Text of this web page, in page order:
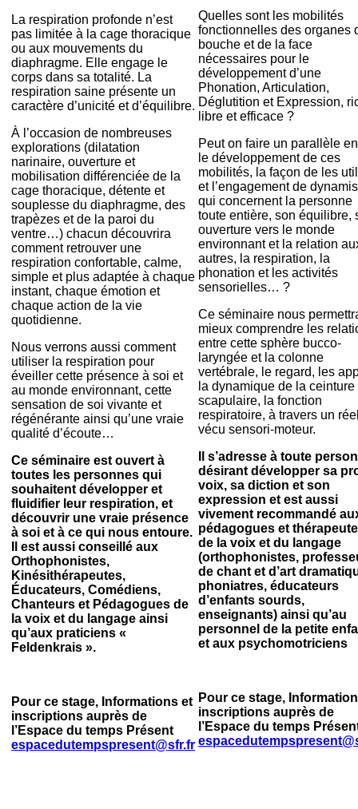
La respiration profonde n’est
pas limitée à la cage thoracique
ou aux mouvements du
diaphragme. Elle engage le
corps dans sa totalité. La
respiration saine présente un
caractère d’unicité et d’équilibre.
À l’occasion de nombreuses
explorations (dilatation
narinaire, ouverture et
mobilisation différenciée de la
cage thoracique, détente et
souplesse du diaphragme, des
trapèzes et de la paroi du
ventre…) chacun découvrira
comment retrouver une
respiration confortable, calme,
simple et plus adaptée à chaque
instant, chaque émotion et
chaque action de la vie
quotidienne.
Nous verrons aussi comment
utiliser la respiration pour
éveiller cette présence à soi et
au monde environnant, cette
sensation de soi vivante et
régénérante ainsi qu’une vraie
qualité d’écoute…
Ce séminaire est ouvert à
toutes les personnes qui
souhaitent développer et
fluidifier leur respiration, et
découvrir une vraie présence
à soi et à ce qui nous entoure.
Il est aussi conseillé aux
Orthophonistes,
Kinésithérapeutes,
Éducateurs, Comédiens,
Chanteurs et Pédagogues de
la voix et du langage ainsi
qu’aux praticiens «
Feldenkrais ».
Pour ce stage, Informations et
inscriptions auprès de
l’Espace du temps Présent
espacedutempspresent@sfr.fr
Quelles sont les mobilités
fonctionnelles des organes
bouche et de la face
nécessaires pour le
développement d’une
Phonation, Articulation,
Déglutition et Expression,
libre et efficace ?
Peut on faire un parallèle
le développement de ces
mobilités, la façon de les
et l’engagement de
qui concernent la personne
toute entière, son équilibre,
ouverture vers le monde
environnant et la relation
autres, la respiration, la
phonation et les activités
sensorielles… ?
Ce séminaire nous
mieux comprendre les
entre cette sphère bucco-
laryngée et la colonne
vertébrale, le regard, les
la dynamique de la ceinture
scapulaire, la fonction
respiratoire, à travers un
vécu sensori-moteur.
Il s’adresse à toute
désirant développer sa
voix, sa diction et son
expression et est aussi
vivement recommandé
pédagogues et
de la voix et du langage
(orthophonistes,
de chant et d’art
phoniatres, éducateurs
d’enfants sourds,
enseignants) ainsi qu’au
personnel de la petite
et aux psychomotriciens
Pour ce stage,
inscriptions auprès de
l’Espace du temps